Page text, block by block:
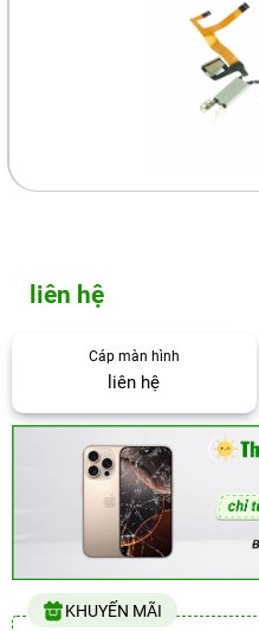
liên hệ
Cáp màn hình
liên hệ
KHUYẾN MÃI